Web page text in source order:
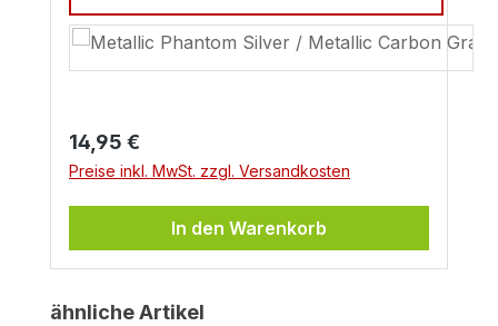
Regulärer Preis:
14,95 €
Preise inkl. MwSt. zzgl. Versandkosten
In den Warenkorb
Produktgalerie überspringen
ähnliche Artikel